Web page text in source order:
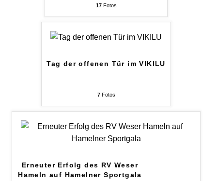
17Fotos
Tag der offenen Tür im VIKILU
7Fotos
Erneuter Erfolg des RV Weser
Hameln auf Hamelner Sportgala